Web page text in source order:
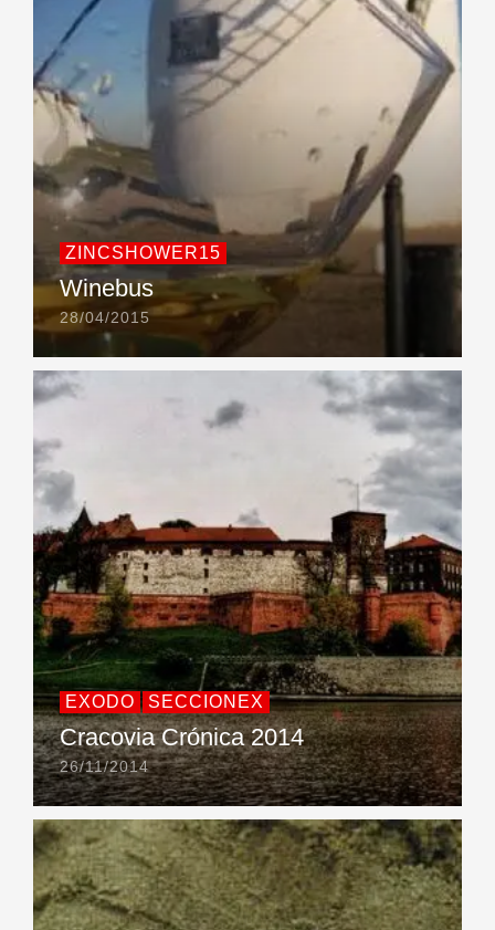
ZINCSHOWER15
Winebus
28/04/2015
EXODO SECCIONEX
Cracovia Crónica 2014
26/11/2014